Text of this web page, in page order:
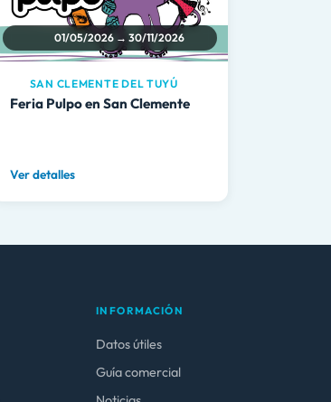
01/05/2026 → 30/11/2026
SAN CLEMENTE DEL TUYÚ
Feria Pulpo en San Clemente
Ver detalles
INFORMACIÓN
Datos útiles
Guía comercial